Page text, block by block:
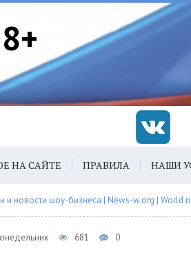
НА САЙТЕ ПРАВИЛА НАШИ
и новости шоу-бизнеса | News-w.org | World
681 0